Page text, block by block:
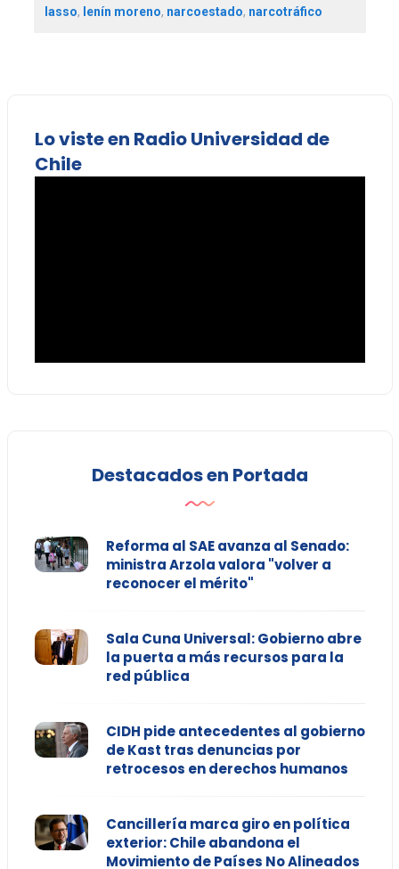
lasso, lenín moreno, narcoestado, narcotráfico
Lo viste en Radio Universidad de
Chile
Destacados en Portada
Reforma al SAE avanza al Senado:
ministra Arzola valora "volver a
reconocer el mérito"
Sala Cuna Universal: Gobierno abre
la puerta a más recursos para la
red pública
CIDH pide antecedentes al gobierno
de Kast tras denuncias por
retrocesos en derechos humanos
Cancillería marca giro en política
exterior: Chile abandona el
Movimiento de Países No Alineados